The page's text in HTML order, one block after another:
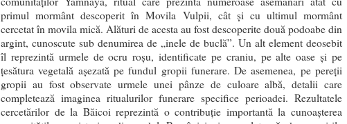
primul mormânt descoperit în Movila Vulpii, cât și cu ultimul mormânt
cercetat în movila mică. Alături de acesta au fost descoperite două podoabe din
argint, cunoscute sub denumirea de „inele de buclă”. Un alt element deosebit
îl reprezintă urmele de ocru roșu, identificate pe craniu, pe alte oase și pe
țesătura vegetală așezată pe fundul gropii funerare. De asemenea, pe pereții
gropii au fost observate urmele unei pânze de culoare albă, detalii care
completează imaginea ritualurilor funerare specifice perioadei. Rezultatele
cercetărilor de la Băicoi reprezintă o contribuție importantă la cunoașterea